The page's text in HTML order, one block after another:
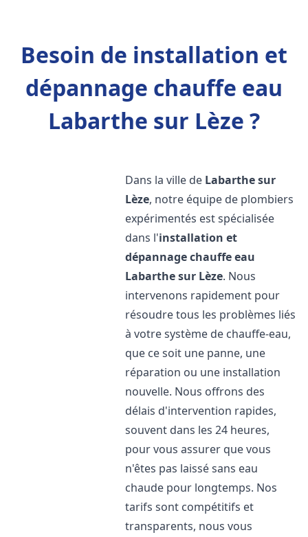
Besoin de installation et
dépannage chauffe eau
Labarthe sur Lèze ?
Dans la ville de Labarthe sur
Lèze, notre équipe de plombiers
expérimentés est spécialisée
dans l'installation et
dépannage chauffe eau
Labarthe sur Lèze. Nous
intervenons rapidement pour
résoudre tous les problèmes liés
à votre système de chauffe-eau,
que ce soit une panne, une
réparation ou une installation
nouvelle. Nous offrons des
délais d'intervention rapides,
souvent dans les 24 heures,
pour vous assurer que vous
n'êtes pas laissé sans eau
chaude pour longtemps. Nos
tarifs sont compétitifs et
transparents, nous vous